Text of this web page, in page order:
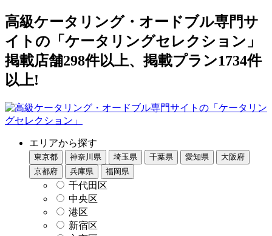
高級ケータリング・オードブル専門サ
イトの「ケータリングセレクション」
掲載店舗298件以上、掲載プラン1734件
以上!
エリアから探す
東京都 神奈川県 埼玉県 千葉県 愛知県
大阪府
京都府
兵庫県 福岡県
千代田区
中央区
港区
新宿区